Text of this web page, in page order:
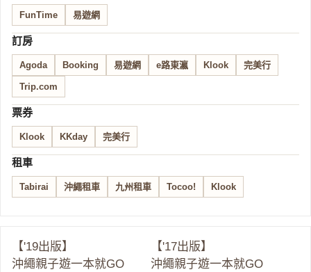
FunTime 易遊網
訂房
Agoda Booking 易遊網 e路東瀛 Klook 完美行
Trip.com
票券
Klook KKday 完美行
租車
Tabirai 沖繩租車 九州租車 Tocoo! Klook
【'19出版】
沖繩親子遊一本就GO
【'17出版】
沖繩親子遊一本就GO